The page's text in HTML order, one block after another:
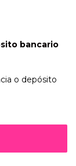
bancario
o depósito